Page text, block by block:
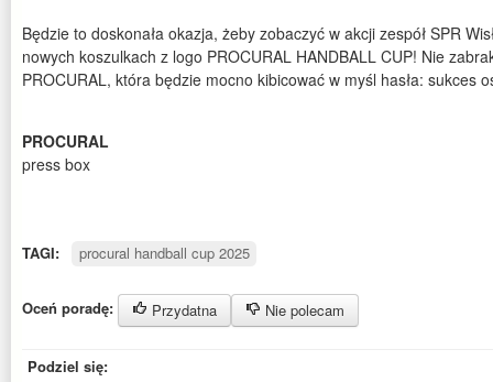
Będzie to doskonała okazja, żeby zobaczyć w akcji zespół SPR
nowych koszulkach z logo PROCURAL HANDBALL CUP! Nie
PROCURAL, która będzie mocno kibicować w myśl hasła: sukces
PROCURAL
press box
TAGI: procural handball cup 2025
Oceń poradę: Przydatna Nie polecam
Podziel się: